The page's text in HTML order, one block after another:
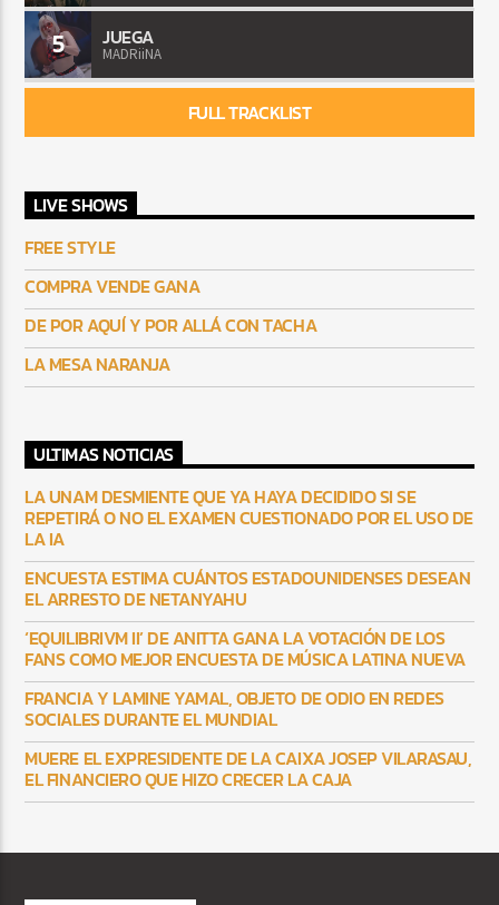
5 JUEGA
MADRiiNA
FULL TRACKLIST
LIVE SHOWS
FREE STYLE
COMPRA VENDE GANA
DE POR AQUÍ Y POR ALLÁ CON TACHA
LA MESA NARANJA
ULTIMAS NOTICIAS
LA UNAM DESMIENTE QUE YA HAYA DECIDIDO SI SE
REPETIRÁ O NO EL EXAMEN CUESTIONADO POR EL USO DE
LA IA
ENCUESTA ESTIMA CUÁNTOS ESTADOUNIDENSES DESEAN
EL ARRESTO DE NETANYAHU
‘EQUILIBRIVM II’ DE ANITTA GANA LA VOTACIÓN DE LOS
FANS COMO MEJOR ENCUESTA DE MÚSICA LATINA NUEVA
FRANCIA Y LAMINE YAMAL, OBJETO DE ODIO EN REDES
SOCIALES DURANTE EL MUNDIAL
MUERE EL EXPRESIDENTE DE LA CAIXA JOSEP VILARASAU,
EL FINANCIERO QUE HIZO CRECER LA CAJA